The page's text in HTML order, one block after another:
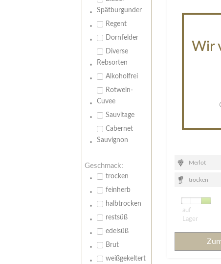
Wir
Spätburgunder
Regent
Dornfelder
Diverse
Rebsorten
Alkoholfrei
Rotwein-
Cuvee
Sauvitage
Cabernet
Sauvignon
Geschmack:
trocken
feinherb
halbtrocken
restsüß
edelsüß
Brut
weißgekeltert
Merlot
trocken
auf
Lager